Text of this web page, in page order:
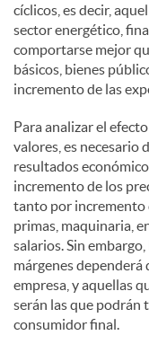
cíclicos, es decir,
sector energético,
comportarse mejor
básicos, bienes
incremento de las
Para analizar el
valores, es necesario
resultados
incremento de los
tanto por incremento
primas, maquinaria,
salarios. Sin
márgenes dependerá
empresa, y aquellas
serán las que podrán
consumidor final.